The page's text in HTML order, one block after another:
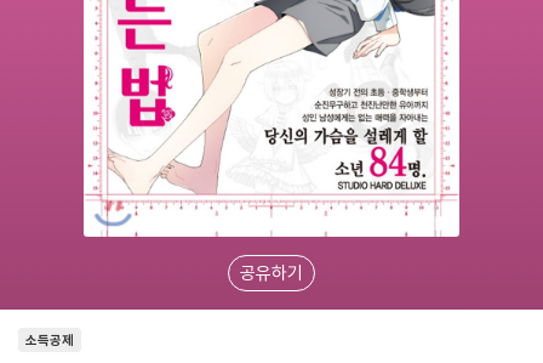
공유하기
소득공제